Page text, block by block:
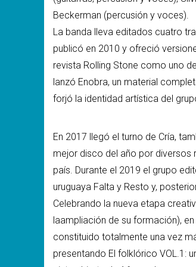
Beckerman (percusión y voces).
La banda lleva editados cuatro
publicó en 2010 y ofreció
revista Rolling Stone como uno
lanzó Enobra, un material
forjó la identidad artística del
En 2017 llegó el turno de Cría,
mejor disco del año por diversos
país. Durante el 2019 el grupo
uruguaya Falta y Resto y,
Celebrando la nueva etapa
laampliación de su formación),
constituido totalmente una vez
presentando El folklórico VOL.1: